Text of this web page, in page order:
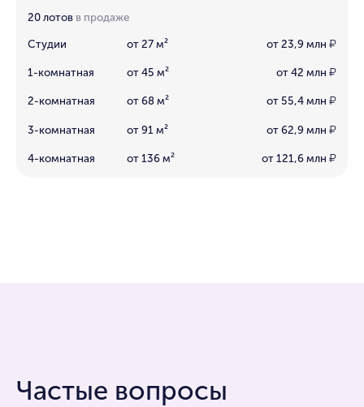
20 лотов в продаже
Студии от 27 м² от 23,9 млн ₽
1-комнатная от 45 м² от 42 млн ₽
2-комнатная от 68 м² от 55,4 млн ₽
3-комнатная от 91 м² от 62,9 млн ₽
4-комнатная от 136 м² от 121,6 млн ₽
Частые вопросы